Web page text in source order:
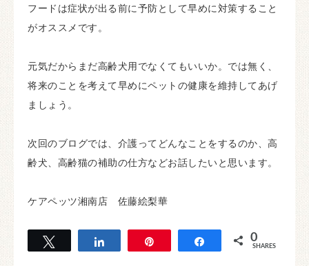
フードは症状が出る前に予防として早めに対策すること
がオススメです。
元気だからまだ高齢犬用でなくてもいいか。では無く、
将来のことを考えて早めにペットの健康を維持してあげ
ましょう。
次回のブログでは、介護ってどんなことをするのか、高
齢犬、高齢猫の補助の仕方などお話したいと思います。
ケアペッツ湘南店 佐藤絵梨華
Share 0
SHARES